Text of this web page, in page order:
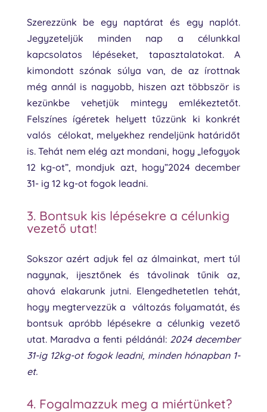
Szerezzünk be egy naptárat és egy naplót.
Jegyzeteljük minden nap a célunkkal
kapcsolatos lépéseket, tapasztalatokat. A
kimondott szónak súlya van, de az írottnak
még annál is nagyobb, hiszen azt többször is
kezünkbe vehetjük mintegy emlékeztetőt.
Felszínes ígéretek helyett tűzzünk ki konkrét
valós célokat, melyekhez rendeljünk határidőt
is. Tehát nem elég azt mondani, hogy „lefogyok
12 kg-ot”, mondjuk azt, hogy”2024 december
31- ig 12 kg-ot fogok leadni.
3. Bontsuk kis lépésekre a célunkig
vezető utat!
Sokszor azért adjuk fel az álmainkat, mert túl
nagynak, ijesztőnek és távolinak tűnik az,
ahová elakarunk jutni. Elengedhetetlen tehát,
hogy megtervezzük a változás folyamatát, és
bontsuk apróbb lépésekre a célunkig vezető
utat. Maradva a fenti példánál: 2024 december
31-ig 12kg-ot fogok leadni, minden hónapban 1-
et.
4. Fogalmazzuk meg a miértünket?